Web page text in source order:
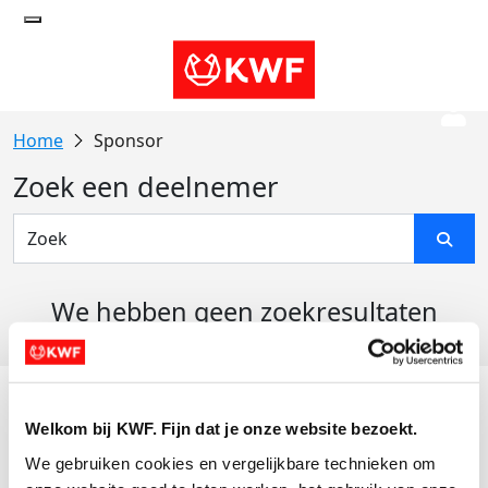
Welkom bij KWF. Fijn dat je onze website bezoekt.
We gebruiken cookies en vergelijkbare technieken om
Sponsor
Zoek een deelnemer
We hebben geen zoekresultaten
Actiematerialen
Evenementen